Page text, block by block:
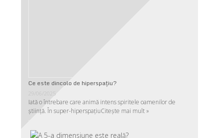
Ce este dincolo de hiperspaţiu?
29/06/2025
Iată o întrebare care animă intens spiritele oamenilor de
ştiinţă. În super-hiperspaţiuCitește mai mult »